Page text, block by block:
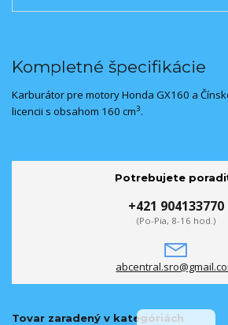
Kompletné špecifikácie
Karburátor pre motory Honda GX160 a
licencii s obsahom 160 cm3.
Potrebujete
+421 904133770
(Po-Pia, 8-16 hod.)
Tovar zaradený v kategóriách